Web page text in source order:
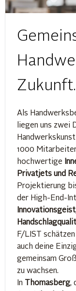
Zukunft.
Als
liegen uns zwei
1000
hochwertige
Privatjets und
Projektierung
der High-End-
F/LIST schätzen
auch deine
gemeinsam
zu wachsen.
In Thomasberg,